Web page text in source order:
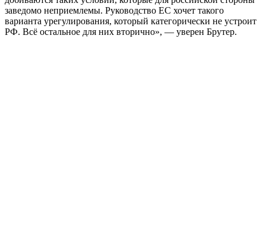
заведомо неприемлемы. Руководство ЕС хочет такого
варианта урегулирования, который категорически не устроит
РФ. Всё остальное для них вторично», — уверен Брутер.